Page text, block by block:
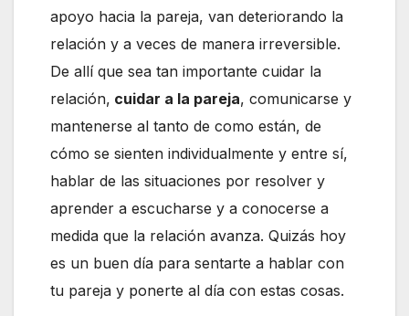
apoyo hacia la pareja, van deteriorando la
relación y a veces de manera irreversible.
De allí que sea tan importante cuidar la
relación, cuidar a la pareja, comunicarse y
mantenerse al tanto de como están, de
cómo se sienten individualmente y entre sí,
hablar de las situaciones por resolver y
aprender a escucharse y a conocerse a
medida que la relación avanza. Quizás hoy
es un buen día para sentarte a hablar con
tu pareja y ponerte al día con estas cosas.